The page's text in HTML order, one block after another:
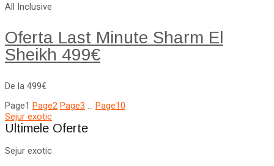
All Inclusive
Oferta Last Minute Sharm El
Sheikh 499€
De la 499€
Page1 Page2 Page3 … Page10
Sejur exotic
Ultimele Oferte
Sejur exotic